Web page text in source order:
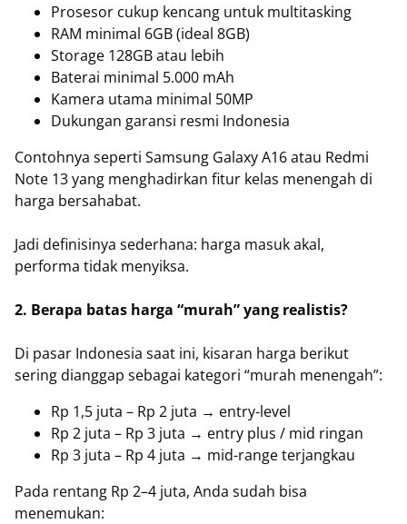
Prosesor cukup kencang untuk multitasking
RAM minimal 6GB (ideal 8GB)
Storage 128GB atau lebih
Baterai minimal 5.000 mAh
Kamera utama minimal 50MP
Dukungan garansi resmi Indonesia
Contohnya seperti Samsung Galaxy A16 atau Redmi
Note 13 yang menghadirkan fitur kelas menengah di
harga bersahabat.
Jadi definisinya sederhana: harga masuk akal,
performa tidak menyiksa.
2. Berapa batas harga “murah” yang realistis?
Di pasar Indonesia saat ini, kisaran harga berikut
sering dianggap sebagai kategori “murah menengah”:
Rp 1,5 juta – Rp 2 juta → entry-level
Rp 2 juta – Rp 3 juta → entry plus / mid ringan
Rp 3 juta – Rp 4 juta → mid-range terjangkau
Pada rentang Rp 2–4 juta, Anda sudah bisa
menemukan: